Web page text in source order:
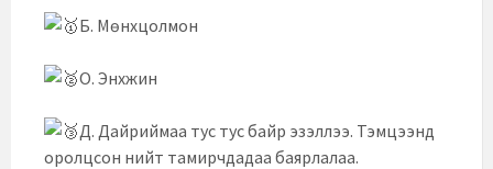
Б. Мөнхцолмон
О. Энхжин
Д. Дайриймаа тус тус байр эзэллээ. Тэмцээнд
оролцсон нийт тамирчдадаа баярлалаа.